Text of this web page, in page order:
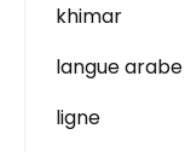
khimar
langue arabe
ligne